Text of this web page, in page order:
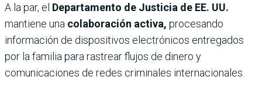
A la par, el Departamento de Justicia de EE. UU.
mantiene una colaboración activa, procesando
información de dispositivos electrónicos entregados
por la familia para rastrear flujos de dinero y
comunicaciones de redes criminales internacionales.